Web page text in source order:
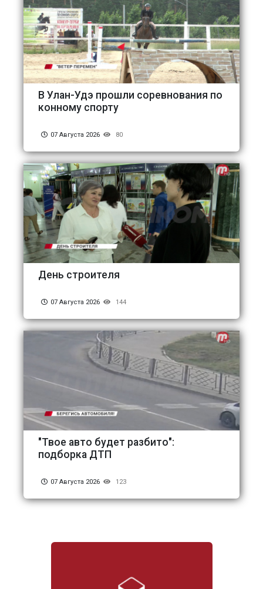
В Улан-Удэ прошли соревнования по
конному спорту
07 Августа 2026 80
День строителя
07 Августа 2026 144
"Твое авто будет разбито":
подборка ДТП
07 Августа 2026 123